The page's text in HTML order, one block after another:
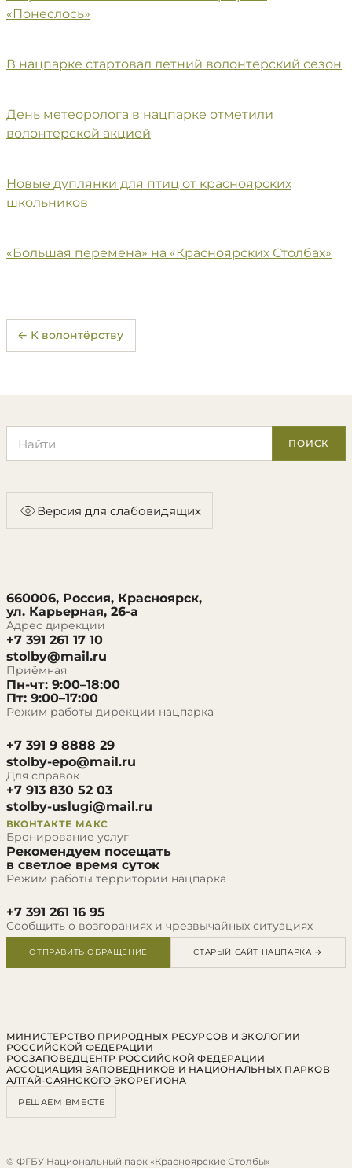
«Понеслось»
В нацпарке стартовал летний волонтерский сезон
День метеоролога в нацпарке отметили
волонтерской акцией
Новые дуплянки для птиц от красноярских
школьников
«Большая перемена» на «Красноярских Столбах»
← К волонтёрству
ПОИСК
Версия для слабовидящих
660006, Россия, Красноярск,
ул. Карьерная, 26-а
Адрес дирекции
+7 391 261 17 10
stolby@mail.ru
Приёмная
Пн-чт: 9:00–18:00
Пт: 9:00–17:00
Режим работы дирекции нацпарка
+7 391 9 8888 29
stolby-epo@mail.ru
Для справок
+7 913 830 52 03
stolby-uslugi@mail.ru
ВКОНТАКТЕ МАКС
Бронирование услуг
Рекомендуем посещать
в светлое время суток
Режим работы территории нацпарка
+7 391 261 16 95
Сообщить о возгораниях и чрезвычайных ситуациях
ОТПРАВИТЬ ОБРАЩЕНИЕ СТАРЫЙ САЙТ НАЦПАРКА →
МИНИСТЕРСТВО ПРИРОДНЫХ РЕСУРСОВ И ЭКОЛОГИИ
РОССИЙСКОЙ ФЕДЕРАЦИИ
РОСЗАПОВЕДЦЕНТР РОССИЙСКОЙ ФЕДЕРАЦИИ
АССОЦИАЦИЯ ЗАПОВЕДНИКОВ И НАЦИОНАЛЬНЫХ ПАРКОВ
АЛТАЙ-САЯНСКОГО ЭКОРЕГИОНА
РЕШАЕМ ВМЕСТЕ
© ФГБУ Национальный парк «Красноярские Столбы»